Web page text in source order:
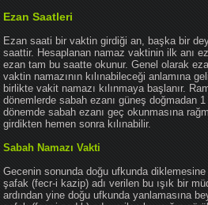
Ezan Saatleri
Ezan saati bir vaktin girdiği an, başka bir
saattir. Hesaplanan namaz vaktinin ilk anı
ezan tam bu saatte okunur. Genel olarak
vaktin namazının kılınabileceği anlamına
birlikte vakit namazı kılınmaya başlanır.
dönemlerde sabah ezanı güneş doğmadan
dönemde sabah ezanı geç okunmasına
girdikten hemen sonra kılınabilir.
Sabah Namazı Vakti
Gecenin sonunda doğu ufkunda diklemesine
şafak (fecr-i kazip) adı verilen bu ışık bir
ardından yine doğu ufkunda yanlamasına